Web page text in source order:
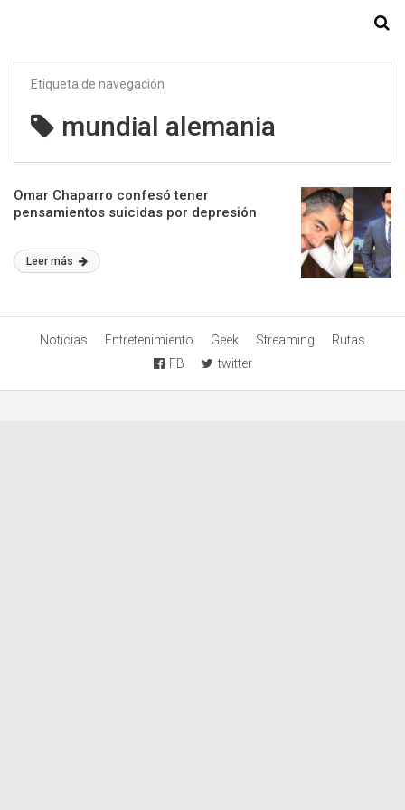
Etiqueta de navegación
mundial alemania
Omar Chaparro confesó tener
pensamientos suicidas por depresión
Leer más
Noticias Entretenimiento Geek Streaming
Rutas
FB
twitter